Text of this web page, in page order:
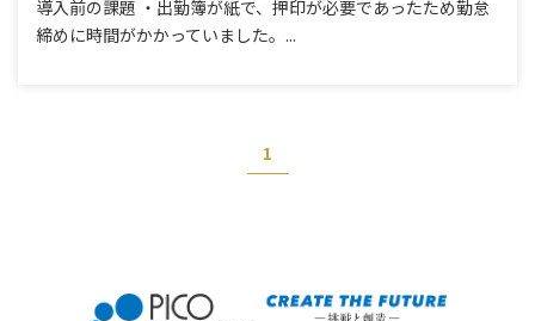
導入前の課題 ・出勤簿が紙で、押印が必要であったため勤怠
締めに時間がかかっていました。...
1